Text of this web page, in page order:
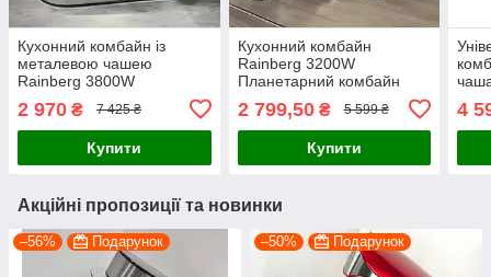
Кухонний комбайн із
металевою чашею
Rainberg 3800W
Міксер Тістоміс чаша 5л з
насадками
2 970 ₴ 7 425 ₴
Купити
Кухонний комбайн
Rainberg 3200W
Планетарний комбайн
Міксер Тістоміс чаша 4л
Потужний комбайн з
насадками
2 799,50₴ 5 599 ₴
Купити
4
Акційні пропозиції та новинки
–56% Подарунок –50% Подарунок